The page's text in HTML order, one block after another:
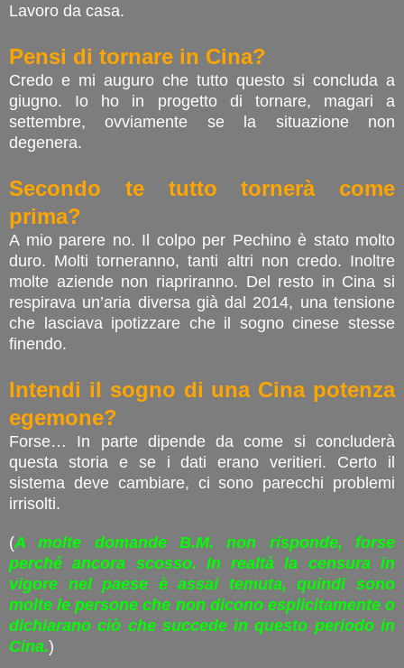
Lavoro da casa.
Pensi di tornare in Cina?
Credo e mi auguro che tutto questo si concluda a
giugno. Io ho in progetto di tornare, magari a
settembre, ovviamente se la situazione non
degenera.
Secondo te tutto tornerà come
prima?
A mio parere no. Il colpo per Pechino è stato molto
duro. Molti torneranno, tanti altri non credo. Inoltre
molte aziende non riapriranno. Del resto in Cina si
respirava un’aria diversa già dal 2014, una tensione
che lasciava ipotizzare che il sogno cinese stesse
finendo.
Intendi il sogno di una Cina potenza
egemone?
Forse… In parte dipende da come si concluderà
questa storia e se i dati erano veritieri. Certo il
sistema deve cambiare, ci sono parecchi problemi
irrisolti.
(A molte domande B.M. non risponde, forse
perché ancora scosso. In realtà la censura in
vigore nel paese è assai temuta, quindi sono
molte le persone che non dicono esplicitamente o
dichiarano ciò che succede in questo periodo in
Cina.)